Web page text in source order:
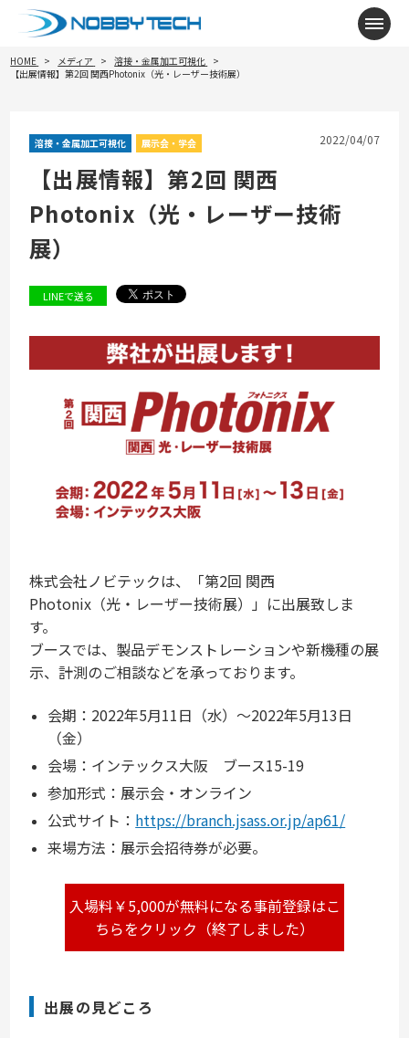
メニ
HOME メディア
溶接・金属加工可視化
【出展情報】第2回 関西Photonix（光・レーザー技術展）
溶接・金属加工可視化 展示会・学会 2022/04/07
【出展情報】第2回 関西
Photonix（光・レーザー技術
展）
LINEで送る
株式会社ノビテックは、「第2回 関西
Photonix（光・レーザー技術展）
」に出展致しま
す。
ブースでは、製品デモンストレーションや新機種の展
示、計測のご相談などを承っております。
会期： 2022年5月11日（水）〜2022年5月13日
（金）
会場：インテックス大阪 ブース15-19
参加形式：展示会・オンライン
公式サイト： https://branch.jsass.or.jp/ap61/
来場方法：展示会招待券が必要。
入場料￥5,000が無料になる事前登録はこ
ちらをクリック（終了しました）
出展の見どころ